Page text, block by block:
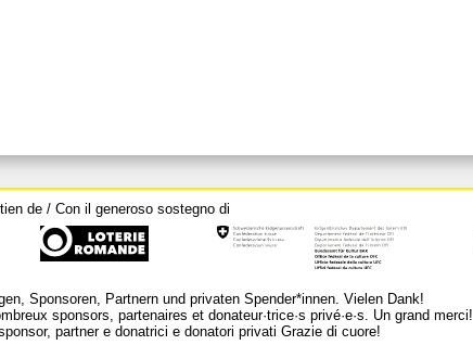
de / Con il generoso sostegno di
Sponsoren, Partnern und privaten Spender*innen. Vielen Dank!
sponsors, partenaires et donateur·trice·s privé·e·s. Un grand merci!
partner e donatrici e donatori privati Grazie di cuore!